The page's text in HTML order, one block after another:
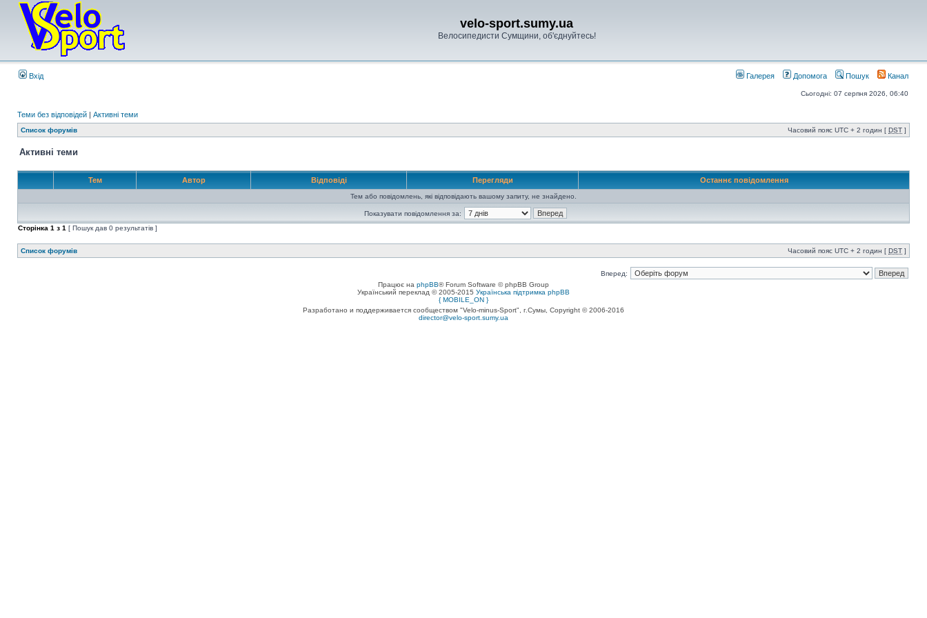
velo-sport.sumy.ua
Велосипедисти Сумщини, об'єднуйтесь!
Вхід Галерея Допомога Пошук Канал
Сьогодні: 07 серпня 2026, 06:40
Теми без відповідей | Активні теми
Список форумів Часовий пояс UTC + 2 годин [ DST ]
Активні теми
Тем Автор Відповіді Перегляди Останнє повідомлення
Тем або повідомлень, які відповідають вашому запиту, не знайдено.
Показувати повідомлення за:
Сторінка 1 з 1 [ Пошук дав 0 результатів ]
Список форумів Часовий пояс UTC + 2 годин [ DST ]
Вперед:
Працює на phpBB® Forum Software © phpBB Group
Український переклад © 2005-2015 Українська підтримка phpBB
{ MOBILE_ON }
Разработано и поддерживается сообществом "Velo-minus-Sport", г.Сумы, Copyright © 2006-2016
director@velo-sport.sumy.ua